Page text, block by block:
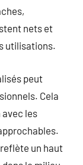
nets et
utilisations.
peut
Cela
les
un haut